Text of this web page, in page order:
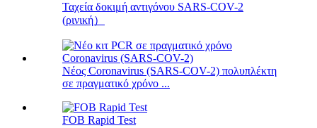
Ταχεία δοκιμή αντιγόνου SARS-COV-2
(ρινική）
Νέος Coronavirus (SARS-COV-2) πολυπλέκτη
σε πραγματικό χρόνο ...
FOB Rapid Test